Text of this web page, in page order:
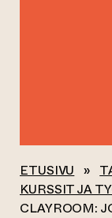
ETUSIVU »
KURSSIT JA
CLAYROOM: